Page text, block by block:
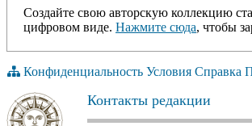
Создайте свою авторскую коллекцию
цифровом виде. Нажмите сюда, чтобы
Конфиденциальность Условия Справка
Контакты редакции